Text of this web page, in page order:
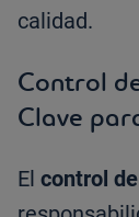
calidad.
Control
Clave
El control